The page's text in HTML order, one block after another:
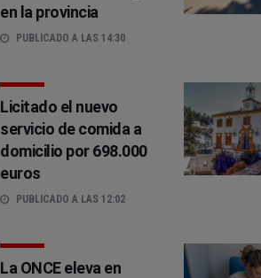
en la provincia
PUBLICADO A LAS 14:30
Licitado el nuevo
servicio de comida a
domicilio por 698.000
euros
PUBLICADO A LAS 12:02
La ONCE eleva en